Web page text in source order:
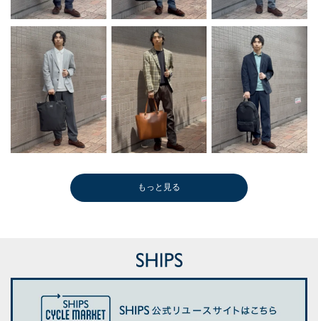
もっと見る